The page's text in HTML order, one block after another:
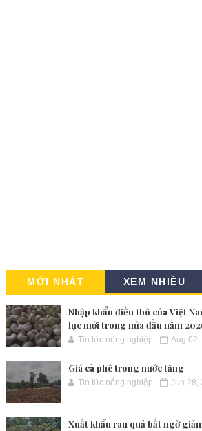
MỚI NHẤT XEM NHIỀU
Nhập khẩu điều thô của Việt
lục mới trong nửa đầu năm
Tin tức nông nghiệp Aug 02,
Giá cà phê trong nước tăng
Tin tức nông nghiệp Jun 28,
Xuất khẩu rau quả bất ngờ